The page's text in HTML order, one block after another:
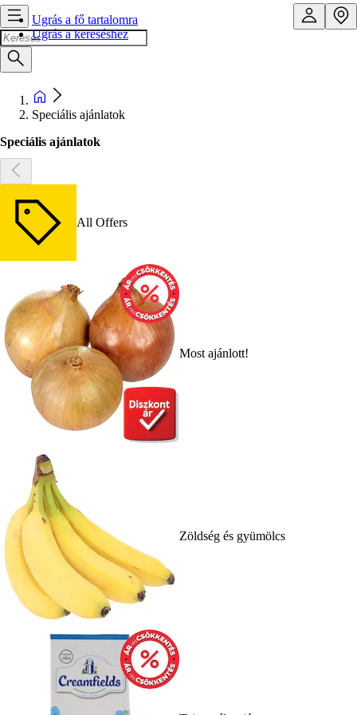
Ugrás a fő tartalomra
Ugrás a kereséshez
Speciális ajánlatok
Speciális ajánlatok
All Offers
Most ajánlott!
Zöldség és gyümölcs